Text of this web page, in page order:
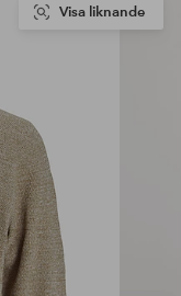
Visa liknande